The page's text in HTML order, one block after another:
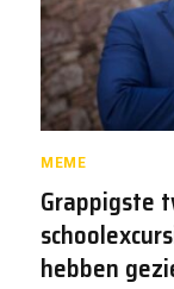
MEME
Grappigste
hebben